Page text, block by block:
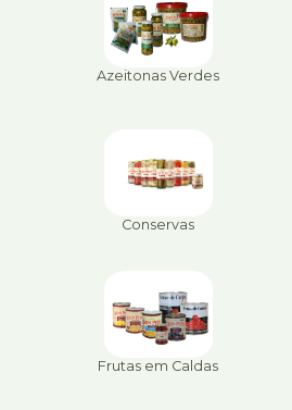
Azeitonas Verdes
Conservas
Frutas em Caldas